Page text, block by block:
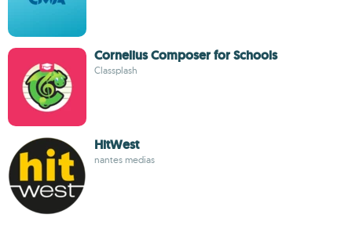
Cornelius Composer for Schools
Classplash
HitWest
nantes medias